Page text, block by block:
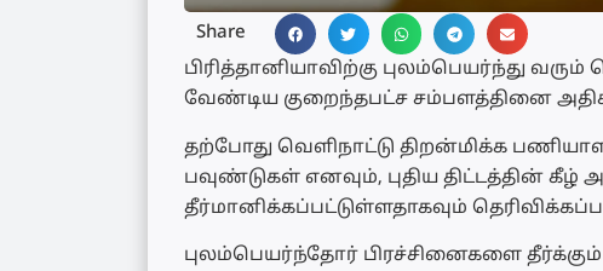
Share
பிரித்தானியாவிற்கு புலம்பெயர்ந்து
வேண்டிய குறைந்தபட்ச சம்பளத்தினை
தற்போது வெளிநாட்டு திறன்மிக்க
பவுண்டுகள் எனவும், புதிய திட்டத்தின்
தீர்மானிக்கப்பட்டுள்ளதாகவும்
புலம்பெயர்ந்தோர் பிரச்சினைகளை